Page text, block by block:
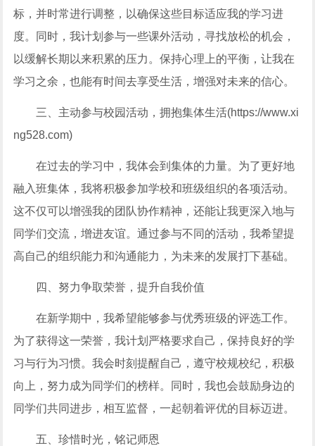
标，并时常进行调整，以确保这些目标适应我的学习进
度。同时，我计划参与一些课外活动，寻找放松的机会，
以缓解长期以来积累的压力。保持心理上的平衡，让我在
学习之余，也能有时间去享受生活，增强对未来的信心。
三、主动参与校园活动，拥抱集体生活(https://www.xi
ng528.com)
在过去的学习中，我体会到集体的力量。为了更好地
融入班集体，我将积极参加学校和班级组织的各项活动。
这不仅可以增强我的团队协作精神，还能让我更深入地与
同学们交流，增进友谊。通过参与不同的活动，我希望提
高自己的组织能力和沟通能力，为未来的发展打下基础。
四、努力争取荣誉，提升自我价值
在新学期中，我希望能够参与优秀班级的评选工作。
为了获得这一荣誉，我计划严格要求自己，保持良好的学
习与行为习惯。我会时刻提醒自己，遵守校规校纪，积极
向上，努力成为同学们的榜样。同时，我也会鼓励身边的
同学们共同进步，相互监督，一起朝着评优的目标迈进。
五、珍惜时光，铭记师恩